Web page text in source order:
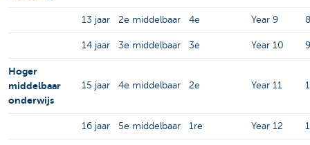
13 jaar 2e middelbaar 4e Year 9 8
14 jaar 3e middelbaar 3e Year 10 9
Hoger
middelbaar
onderwijs
15 jaar 4e middelbaar 2e Year 11
16 jaar 5e middelbaar 1re Year 12